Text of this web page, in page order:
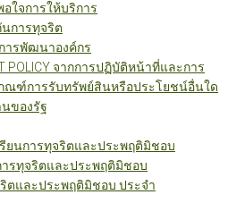
ใจการให้บริการ
การทุจริต
ารพัฒนาองค์กร
POLICY จากการปฏิบัติหน้าที่และการ
กณฑ์การรับทรัพย์สินหรือประโยชน์อื่นใด
ของรัฐ
ยนการทุจริตและประพฤติมิชอบ
ารทุจริตและประพฤติมิชอบ
ตและประพฤติมิชอบ ประจำ